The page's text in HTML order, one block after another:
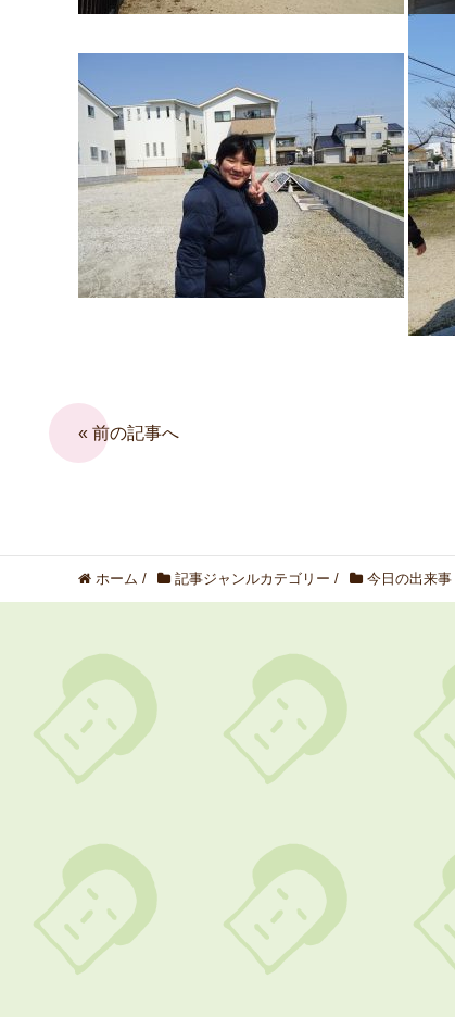
« 前の記事へ
ホーム / 記事ジャンルカテゴリー / 今日の出来事